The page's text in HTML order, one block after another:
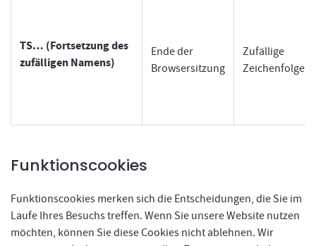
TS… (Fortsetzung des
zufälligen Namens)
Ende der
Browsersitzung
Zufällige
Zeichenfolge
Funktionscookies
Funktionscookies merken sich die Entscheidungen, die Sie im
Laufe Ihres Besuchs treffen. Wenn Sie unsere Website nutzen
möchten, können Sie diese Cookies nicht ablehnen. Wir